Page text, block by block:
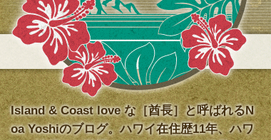
NOA YOSHI 酋長のアロハ日記
Island & Coast love な［酋長］と呼ばれるN
oa Yoshiのブログ。ハワイ在住歴11年、ハワ